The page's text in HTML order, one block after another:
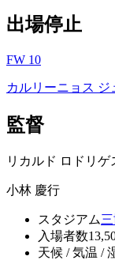
出場停止
FW 10
カルリーニョス ジ
監督
リカルド ロドリゲ
小林 慶行
スタジアム
入場者数
天候 / 気温 /